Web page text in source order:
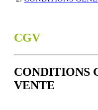
CGV
CONDITIONS
VENTE